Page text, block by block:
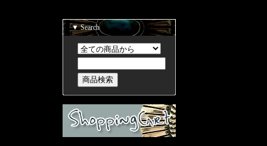
▼ Search